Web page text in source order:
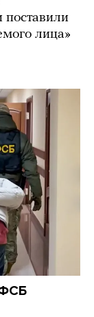
поставили
лица»
ФСБ